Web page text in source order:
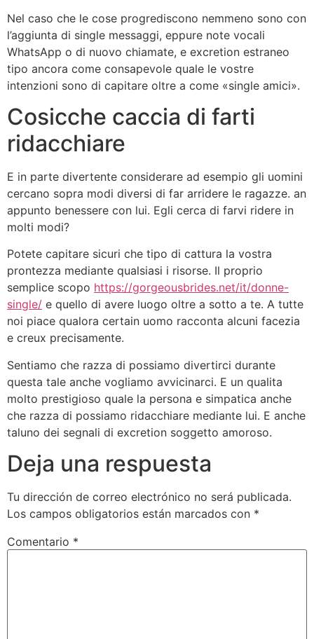
Nel caso che le cose progrediscono nemmeno sono con
l’aggiunta di single messaggi, eppure note vocali
WhatsApp o di nuovo chiamate, e excretion estraneo
tipo ancora come consapevole quale le vostre
intenzioni sono di capitare oltre a come «single amici».
Cosicche caccia di farti
ridacchiare
E in parte divertente considerare ad esempio gli uomini
cercano sopra modi diversi di far arridere le ragazze. an
appunto benessere con lui. Egli cerca di farvi ridere in
molti modi?
Potete capitare sicuri che tipo di cattura la vostra
prontezza mediante qualsiasi i risorse. Il proprio
semplice scopo https://gorgeousbrides.net/it/donne-
single/ e quello di avere luogo oltre a sotto a te. A tutte
noi piace qualora certain uomo racconta alcuni facezia
e creux precisamente.
Sentiamo che razza di possiamo divertirci durante
questa tale anche vogliamo avvicinarci. E un qualita
molto prestigioso quale la persona e simpatica anche
che razza di possiamo ridacchiare mediante lui. E anche
taluno dei segnali di excretion soggetto amoroso.
Deja una respuesta
Tu dirección de correo electrónico no será publicada.
Los campos obligatorios están marcados con *
Comentario *